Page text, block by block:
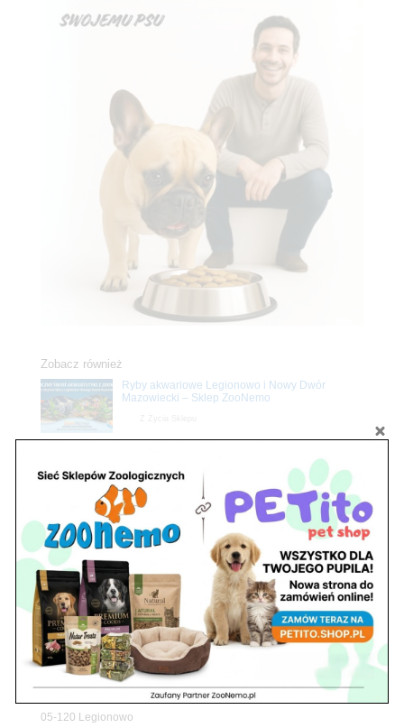
Zobacz również
Ryby akwariowe Legionowo i Nowy Dwór
Mazowiecki – Sklep ZooNemo
Z Życia Sklepu
rośliny akwariowe w ZooNemo – Legionowo i
Nowy Dwór Mazowiecki
Promocje
Upały wracają! Zadbaj o komfort swojego pupila
z matami chłodzącymi ZooNemo
Z Życia Sklepu
Petito Pet Shop – Internetowy Sklep Zoologiczny
Online! Wszystko Dla Twojego Pupila | ZooNemo
Znajdź nas
05-120 Legionowo